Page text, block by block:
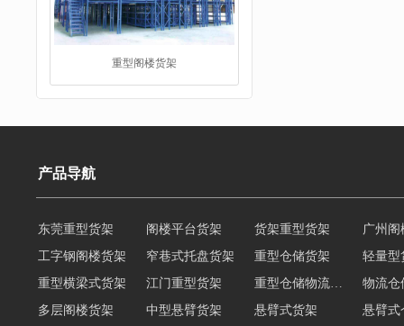
阁楼平台货架
产品导航
东莞重型货架 阁楼平台货架 货架重型货架
广州
工字钢阁楼货架
窄巷式托盘货架 重型仓储货架
轻量型
重型横梁式货架
江门重型货架
物流仓
多层阁楼货架
中型悬臂货架 悬臂式货架 悬臂式